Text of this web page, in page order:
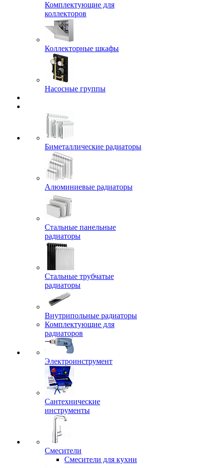
Комплектующие для
коллекторов
Коллекторные шкафы
Насосные группы
Биметаллические радиаторы
Алюминиевые радиаторы
Стальные панельные
радиаторы
Стальные трубчатые
радиаторы
Внутрипольные радиаторы
Комплектующие для
радиаторов
Электроинструмент
Сантехнические
инструменты
Смесители
Смесители для кухни